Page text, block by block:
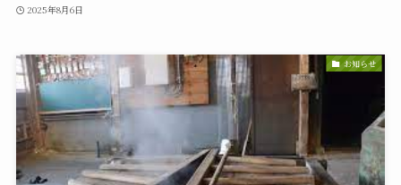
2025年8月6日
お知らせ